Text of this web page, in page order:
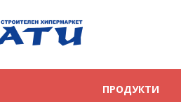
ПРОДУКТИ